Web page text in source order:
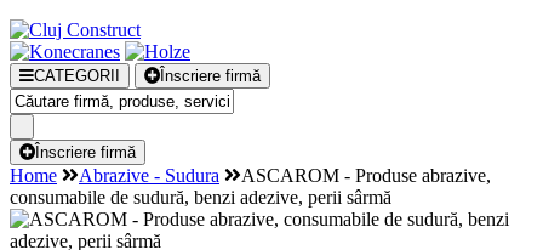
CATEGORII Înscriere firmă
Înscriere firmă
Home Abrazive - Sudura
ASCAROM - Produse abrazive,
consumabile de sudură, benzi adezive, perii sârmă